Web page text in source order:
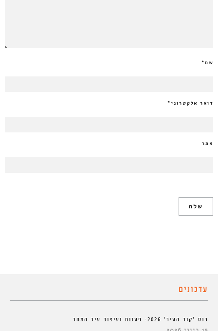
שם*
דואר אלקטרוני *
אתר
עדכונים
כנס ‘קוד העיר’ 2026: פענוח ועיצוב עיר המחר